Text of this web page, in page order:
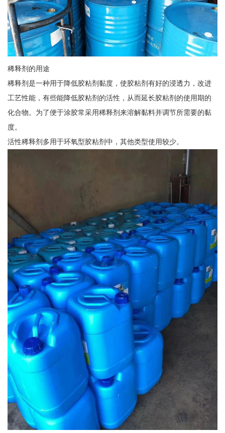
稀释剂的用途
稀释剂是一种用于降低胶粘剂黏度，使胶粘剂有好的浸透力，改进
工艺性能，有些能降低胶粘剂的活性，从而延长胶粘剂的使用期的
化合物。为了便于涂胶常采用稀释剂来溶解黏料并调节所需要的黏
度。
活性稀释剂多用于环氧型胶粘剂中，其他类型使用较少。